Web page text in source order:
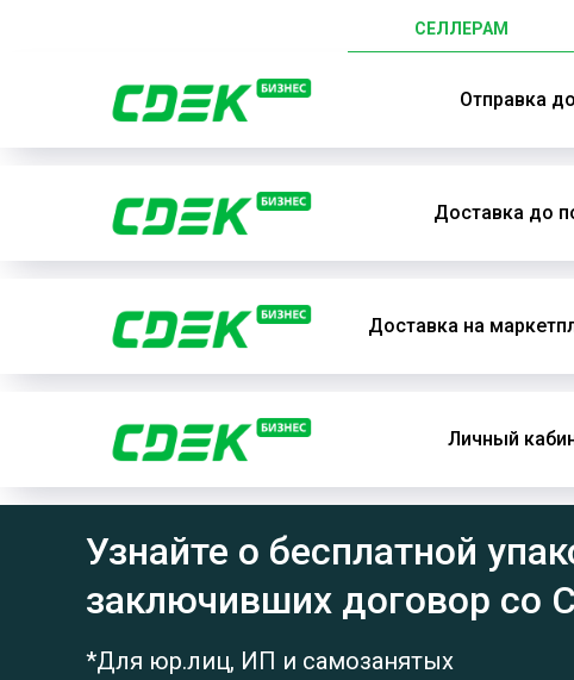
СЕЛЛЕРАМ
Отправка
Доставка до
Доставка на
Личный
Узнайте о бесплатной
заключивших договор со
*Для юр.лиц, ИП и самозанятых